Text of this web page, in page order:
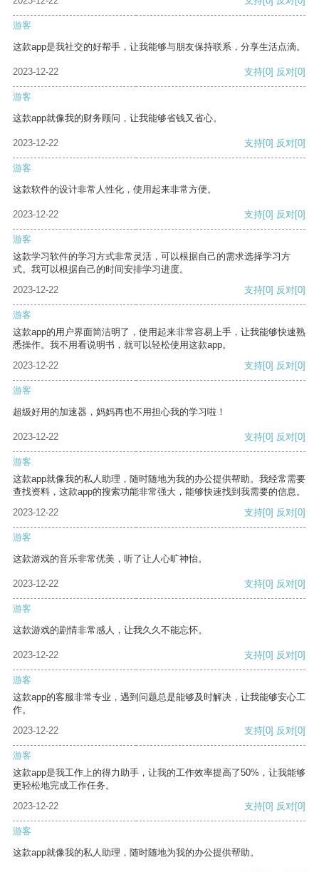
游客
这款app是我社交的好帮手，让我能够与朋友保持联系，分享生活点滴。
2023-12-22 支持[0] 反对[0]
游客
这款app就像我的财务顾问，让我能够省钱又省心。
2023-12-22 支持[0] 反对[0]
游客
这款软件的设计非常人性化，使用起来非常方便。
2023-12-22 支持[0] 反对[0]
游客
这款学习软件的学习方式非常灵活，可以根据自己的需求选择学习方
式。我可以根据自己的时间安排学习进度。
2023-12-22
支持[0] 反对[0]
游客
这款app的用户界面简洁明了，使用起来非常容易上手，让我能够快速熟
悉操作。我不用看说明书，就可以轻松使用这款app。
2023-12-22
支持[0] 反对[0]
游客
超级好用的加速器，妈妈再也不用担心我的学习啦！
2023-12-22 支持[0] 反对[0]
游客
这款app就像我的私人助理，随时随地为我的办公提供帮助。我经常需要
查找资料，这款app的搜索功能非常强大，能够快速找到我需要的信息。
2023-12-22
支持[0] 反对[0]
游客
这款游戏的音乐非常优美，听了让人心旷神怡。
2023-12-22 支持[0] 反对[0]
游客
这款游戏的剧情非常感人，让我久久不能忘怀。
2023-12-22 支持[0] 反对[0]
游客
这款app的客服非常专业，遇到问题总是能够及时解决，让我能够安心工
作。
2023-12-22
支持[0] 反对[0]
游客
这款app是我工作上的得力助手，让我的工作效率提高了50%，让我能够
更轻松地完成工作任务。
2023-12-22
支持[0] 反对[0]
游客
这款app就像我的私人助理，随时随地为我的办公提供帮助。